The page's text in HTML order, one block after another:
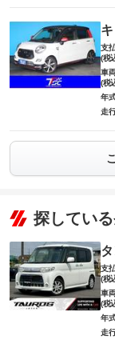
支
(税
車
(税
年
走
探してい
支
(税
車
(税
年
走